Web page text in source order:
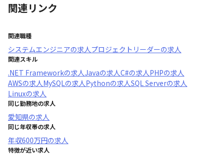
関連リンク
関連職種
システムエンジニアの求人プロジェクトリーダーの求人
関連スキル
.NET Frameworkの求人Javaの求人C#の求人PHPの求人
AWSの求人MySQLの求人Pythonの求人SQL Serverの求人
Linuxの求人
同じ勤務地の求人
愛知県の求人
同じ年収帯の求人
年収600万円の求人
特徴が近い求人